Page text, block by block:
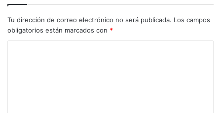
Tu dirección de correo electrónico no será publicada. Los campos
obligatorios están marcados con *